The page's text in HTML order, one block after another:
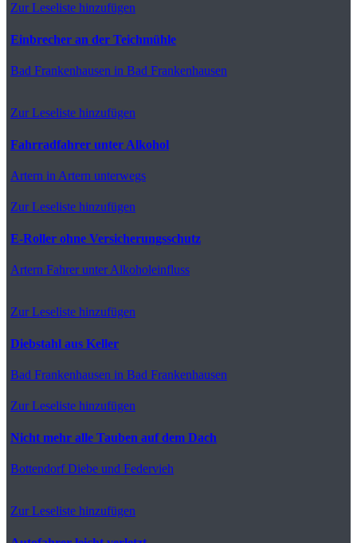
Zur Leseliste hinzufügen
Einbrecher an der Teichmühle
Bad Frankenhausen in Bad Frankenhausen
Zur Leseliste hinzufügen
Fahrradfahrer unter Alkohol
Artern in Artern unterwegs
Zur Leseliste hinzufügen
E-Roller ohne Versicherungsschutz
Artern Fahrer unter Alkoholeinfluss
Zur Leseliste hinzufügen
Diebstahl aus Keller
Bad Frankenhausen in Bad Frankenhausen
Zur Leseliste hinzufügen
Nicht mehr alle Tauben auf dem Dach
BottendorfDiebe und Federvieh
Zur Leseliste hinzufügen